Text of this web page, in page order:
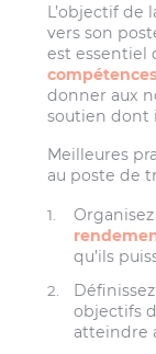
L’objectif de
vers son
est essentiel
compétences
donner aux
soutien dont
Meilleures
au poste de
qu’ils
objectifs
atteindre